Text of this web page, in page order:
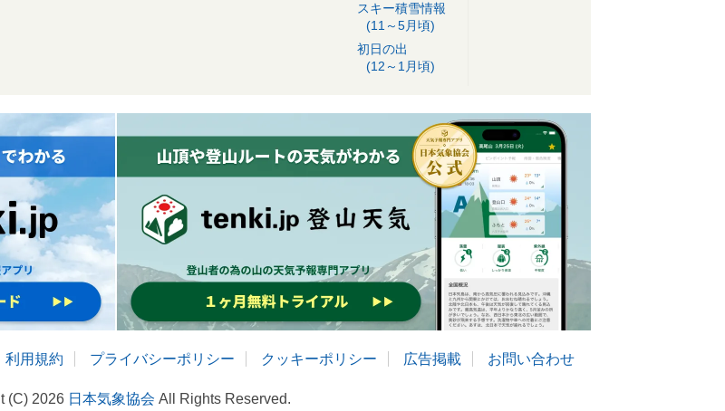
スキー積雪情報
(11～5月頃)
初日の出
(12～1月頃)
利用規約 プライバシーポリシー クッキーポリシー 広告掲載 お問い合わせ
(C) 2026 日本気象協会 All Rights Reserved.